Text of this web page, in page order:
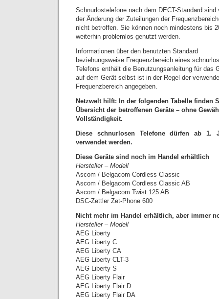
Schnurlostelefone nach dem DECT-Standard sind
der Änderung der Zuteilungen der
nicht betroffen. Sie können noch mindestens bis
weiterhin problemlos genutzt werden.
Informationen über den benutzten Standard
beziehungsweise Frequenzbereich eines
Telefons enthält die Benutzungsanleitung für das
auf dem Gerät selbst ist in der Regel der
Frequenzbereich angegeben.
Netzwelt hilft: In der folgenden Tabelle finden
Übersicht der betroffenen Geräte – ohne
Vollständigkeit.
Diese schnurlosen Telefone dürfen ab 1.
verwendet werden.
Diese Geräte sind noch im Handel erhältlich
Hersteller – Modell
Ascom / Belgacom Cordless Classic
Ascom / Belgacom Cordless Classic AB
Ascom / Belgacom Twist 125 AB
DSC-Zettler Zet-Phone 600
Nicht mehr im Handel erhältlich, aber immer
Hersteller – Modell
AEG Liberty
AEG Liberty C
AEG Liberty CA
AEG Liberty CLT-3
AEG Liberty S
AEG Liberty Flair
AEG Liberty Flair D
AEG Liberty Flair DA